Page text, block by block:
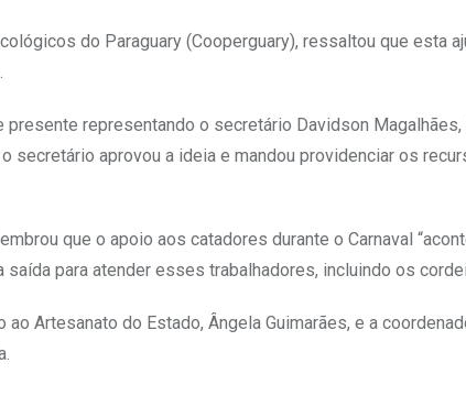
do Paraguary (Cooperguary), ressaltou que esta
representando o secretário Davidson
secretário aprovou a ideia e mandou providenciar os
que o apoio aos catadores durante o Carnaval
para atender esses trabalhadores, incluindo os
Artesanato do Estado, Ângela Guimarães, e a